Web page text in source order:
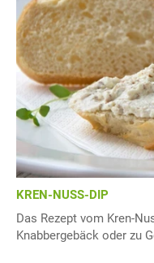
KREN-NUSS-DIP
Das Rezept vom Kren-
Knabbergebäck oder zu